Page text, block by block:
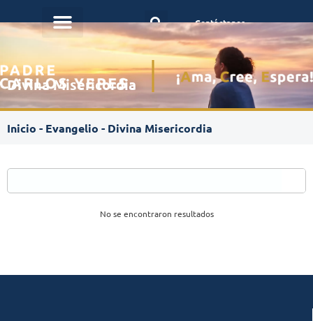
Contáctanos
Divina Misericordia
Inicio - Evangelio - Divina Misericordia
No se encontraron resultados